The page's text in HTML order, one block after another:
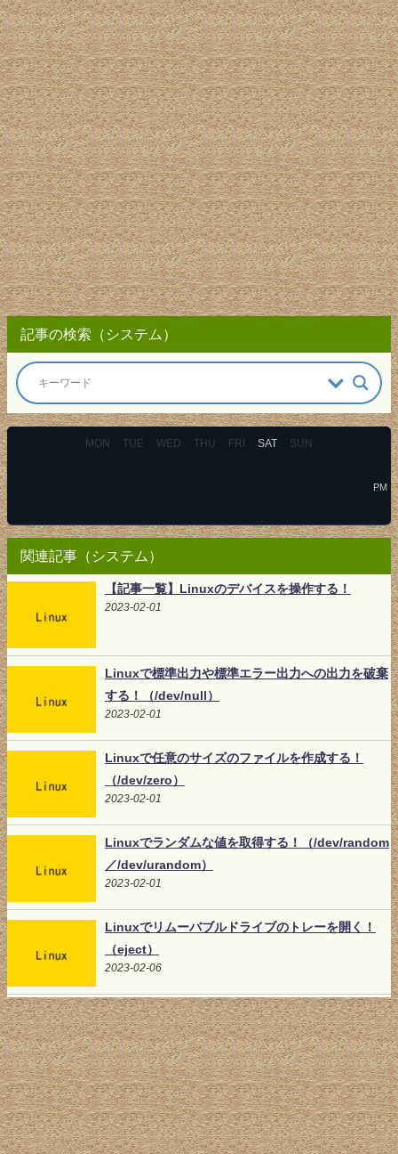
記事の検索（システム）
MON TUE WED THU FRI SAT SUN
PM
関連記事（システム）
【記事一覧】Linuxのデバイスを操作する！
2023-02-01
Linuxで標準出力や標準エラー出力への出力を破棄
する！（/dev/null）
2023-02-01
Linuxで任意のサイズのファイルを作成する！
（/dev/zero）
2023-02-01
Linuxでランダムな値を取得する！（/dev/random
／/dev/urandom）
2023-02-01
Linuxでリムーバブルドライブのトレーを開く！
（eject）
2023-02-06